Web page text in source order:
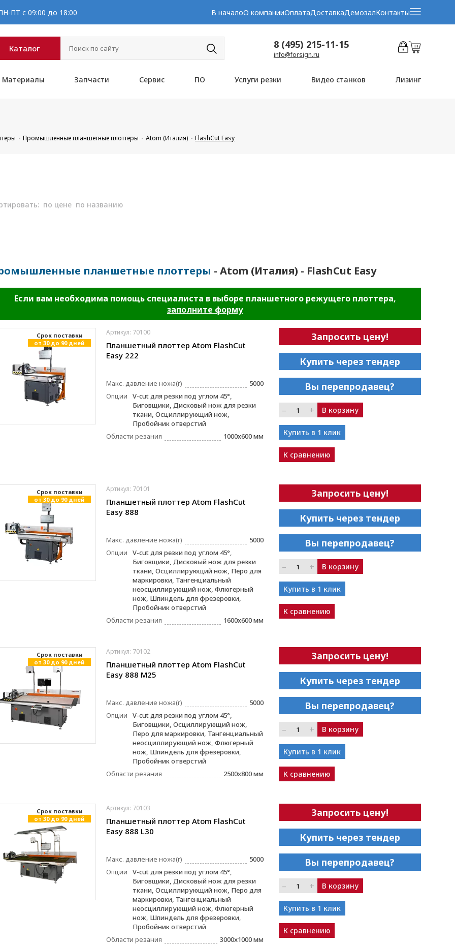
ПТ с 09:00 до 18:00 В началоО компанииОплатаДоставкаДемозалКонтакты
Каталог 8 (495) 215-11-15
info@forsign.ru
Материалы Запчасти Сервис ПО Услуги резки Видео станков Лизинг
Промышленные планшетные плоттеры Atom (Италия) FlashCut Easy
по цене по названию
планшетные плоттеры - Atom (Италия) - FlashCut Easy
Если вам необходима помощь специалиста в выборе планшетного режущего плоттера,
заполните форму
Cрок поставки
от 30 до 90 дней
Артикул: 70100
Планшетный плоттер Atom FlashCut
Easy 222
Макс. давление ножа(г)
5000
Опции
V-cut для резки под углом 45°,
Биговщики, Дисковый нож для резки
ткани, Осциллирующий нож,
Пробойник отверстий
Области резания
1000х600 мм
Запросить цену!
Купить через тендер
Вы перепродавец?
– + В корзину
Купить в 1 клик
К сравнению
Cрок поставки
от 30 до 90 дней
Артикул: 70101
Планшетный плоттер Atom FlashCut
Easy 888
Макс. давление ножа(г)
5000
Опции
V-cut для резки под углом 45°,
Биговщики, Дисковый нож для резки
ткани, Осциллирующий нож, Перо для
маркировки, Тангенциальный
неосциллирующий нож, Флюгерный
нож, Шпиндель для фрезеровки,
Пробойник отверстий
Области резания
1600х600 мм
Запросить цену!
Купить через тендер
Вы перепродавец?
– + В корзину
Купить в 1 клик
К сравнению
Cрок поставки
от 30 до 90 дней
Артикул: 70102
Планшетный плоттер Atom FlashCut
Easy 888 M25
Макс. давление ножа(г)
5000
Опции
V-cut для резки под углом 45°,
Биговщики, Осциллирующий нож,
Перо для маркировки, Тангенциальный
неосциллирующий нож, Флюгерный
нож, Шпиндель для фрезеровки,
Пробойник отверстий
Области резания
2500x800 мм
Запросить цену!
Купить через тендер
Вы перепродавец?
– + В корзину
Купить в 1 клик
К сравнению
Cрок поставки
от 30 до 90 дней
Артикул: 70103
Планшетный плоттер Atom FlashCut
Easy 888 L30
Макс. давление ножа(г)
5000
Опции
V-cut для резки под углом 45°,
Биговщики, Дисковый нож для резки
ткани, Осциллирующий нож, Перо для
маркировки, Тангенциальный
неосциллирующий нож, Флюгерный
нож, Шпиндель для фрезеровки,
Пробойник отверстий
Области резания
3000x1000 мм
Запросить цену!
Купить через тендер
Вы перепродавец?
– + В корзину
Купить в 1 клик
К сравнению